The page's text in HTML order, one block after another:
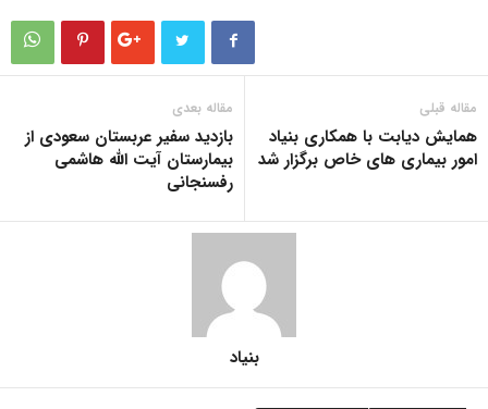
مقاله قبلی
همایش دیابت با همکاری بنیاد
امور بیماری های خاص برگزار شد
مقاله بعدی
بازدید سفیر عربستان سعودی از
بیمارستان آیت الله هاشمی
رفسنجانی
بنیاد